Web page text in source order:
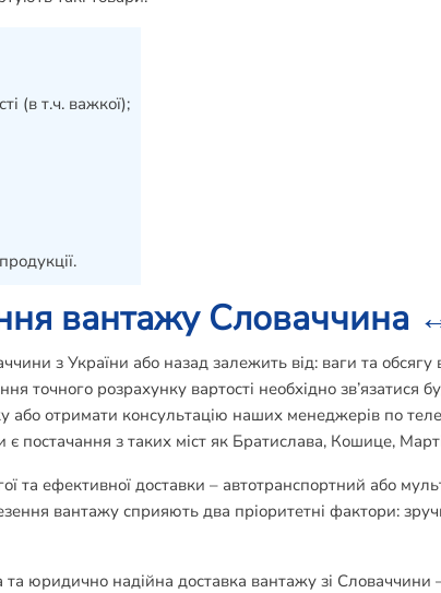
(в т.ч. важкої);
вантажу Словаччина
з України або назад залежить від: ваги та обсягу
точного розрахунку вартості необхідно
або отримати консультацію наших менеджерів по
постачання з таких міст як Братислава, Кошице,
та ефективної доставки – автотранспортний або
вантажу сприяють два пріоритетні фактори:
та юридично надійна доставка вантажу зі